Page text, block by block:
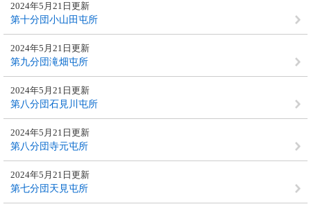
第十分団小山田屯所
2024年5月21日更新
第九分団滝畑屯所
2024年5月21日更新
第八分団石見川屯所
2024年5月21日更新
第八分団寺元屯所
2024年5月21日更新
第七分団天見屯所
2024年5月21日更新